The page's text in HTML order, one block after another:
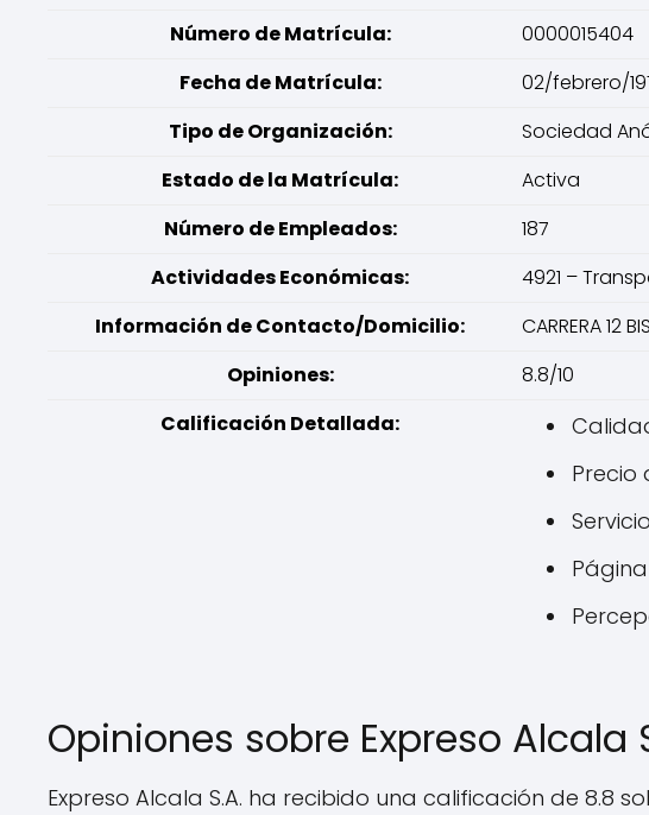
Número de Matrícula:
0000015404
Fecha de Matrícula:
02/febrero/
Tipo de Organización:
Sociedad
Estado de la Matrícula:
Activa
Número de Empleados:
187
Actividades Económicas:
4921 –
Información de Contacto/Domicilio:
CARRERA 12
Opiniones:
8.8/10
Calificación Detallada:
Precio
Opiniones sobre Expreso Alcala
Expreso Alcala S.A. ha recibido una calificación de 8.8